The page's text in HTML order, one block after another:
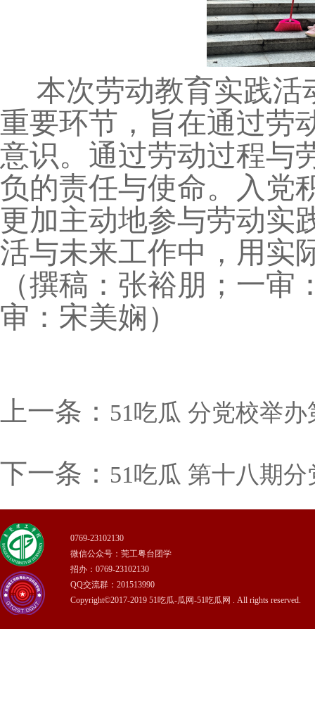
本次劳动教育实践活
重要环节，旨在通过劳
意识。通过劳动过程与
负的责任与使命。入党
更加主动地参与劳动实
活与未来工作中，用实
（撰稿：张裕朋；一
审：宋美娴）
上一条： 51吃瓜 分党校举
下一条： 51吃瓜 第十八期
0769-23102130
微信公众号：莞工粤台团学
招办：0769-23102130
QQ交流群：201513990
Copyright©2017-2019 51吃瓜-瓜网-51吃瓜网 . All rights reserved.